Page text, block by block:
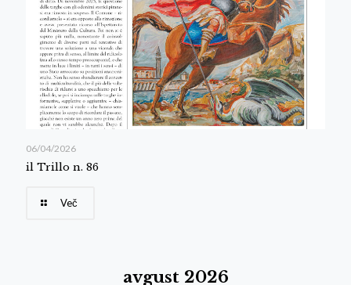
06/04/2026
il Trillo n. 86
Več
avgust 2026